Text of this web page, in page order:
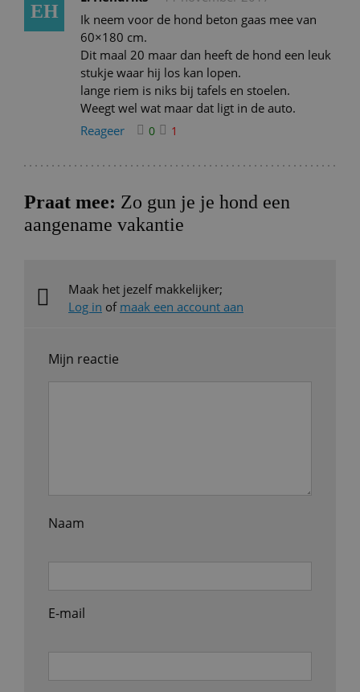
EH
Ik neem voor de hond beton gaas mee van
60×180 cm.
Dit maal 20 maar dan heeft de hond een leuk
stukje waar hij los kan lopen.
lange riem is niks bij tafels en stoelen.
Weegt wel wat maar dat ligt in de auto.
Reageer
0 1
Praat mee: Zo gun je je hond een
aangename vakantie
Maak het jezelf makkelijker;
Log in of maak een account aan
Mijn reactie
Naam
E-mail